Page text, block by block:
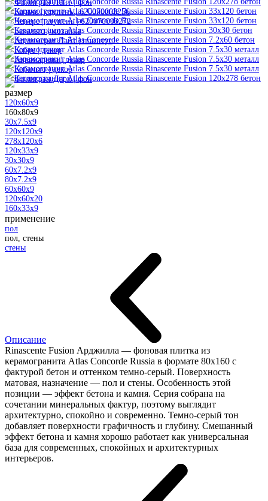
размер
120x60x9
160x80x9
30x7.5x9
120x120x9
278x120x6
120x33x9
30x30x9
60x7.2x9
80x7.2x9
60x60x9
120x60x20
160x33x9
применение
пол
пол, стены
стены
Описание
Rinascente Fusion Арджилла — фоновая плитка из
керамогранита Atlas Concorde Russia в формате 80x160 с
фактурой бетон и оттенком темно-серый. Поверхность
матовая, назначение — пол и стены. Особенность этой
позиции — эффект бетона и камня. Серия собрана на
сочетании минеральных фактур, поэтому выглядит
архитектурно, спокойно и современно. Темно-серый тон
добавляет поверхности графичность и глубину. Смешанный
эффект бетона и камня хорошо работает как универсальная
база для современных, спокойных и архитектурных
интерьеров.